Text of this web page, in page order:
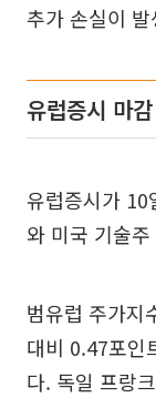
추가 손실이
유럽증시 마감
유럽증시가 10
와 미국 기술
범유럽 주가지
대비 0.47포인
다. 독일 프랑